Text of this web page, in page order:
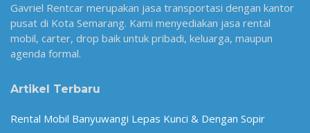
Gavriel Rentcar merupakan jasa transportasi dengan kantor
pusat di Kota Semarang. Kami menyediakan jasa rental
mobil, carter, drop baik untuk pribadi, keluarga, maupun
agenda formal.
Artikel Terbaru
Rental Mobil Banyuwangi Lepas Kunci & Dengan Sopir